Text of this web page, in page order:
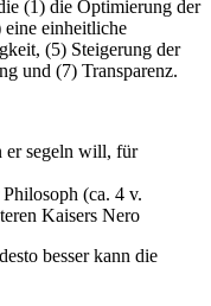
(1) die Optimierung der
eine einheitliche
(5) Steigerung der
und (7) Transparenz.
er segeln will, für
(ca. 4 v.
Kaisers Nero
besser kann die